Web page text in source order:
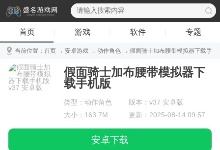
首页 游戏 软件 专题
当前位置： 首页 → 安卓游戏 → 动作角色 → 假面骑士加布腰带模拟器下载手
机版 v37 安卓版
假面骑士加布腰带模拟器下
载手机版
类型：动作角色
版本：v37 安卓版
大小：163.7M
更新：2025-08-14 09:57
安卓下载